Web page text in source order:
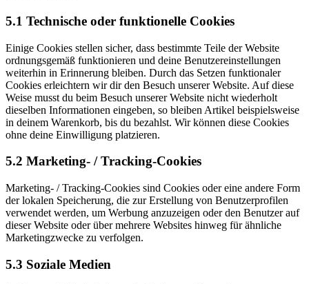
5.1 Technische oder funktionelle Cookies
Einige Cookies stellen sicher, dass bestimmte Teile der Website
ordnungsgemäß funktionieren und deine Benutzereinstellungen
weiterhin in Erinnerung bleiben. Durch das Setzen funktionaler
Cookies erleichtern wir dir den Besuch unserer Website. Auf diese
Weise musst du beim Besuch unserer Website nicht wiederholt
dieselben Informationen eingeben, so bleiben Artikel beispielsweise
in deinem Warenkorb, bis du bezahlst. Wir können diese Cookies
ohne deine Einwilligung platzieren.
5.2 Marketing- / Tracking-Cookies
Marketing- / Tracking-Cookies sind Cookies oder eine andere Form
der lokalen Speicherung, die zur Erstellung von Benutzerprofilen
verwendet werden, um Werbung anzuzeigen oder den Benutzer auf
dieser Website oder über mehrere Websites hinweg für ähnliche
Marketingzwecke zu verfolgen.
5.3 Soziale Medien